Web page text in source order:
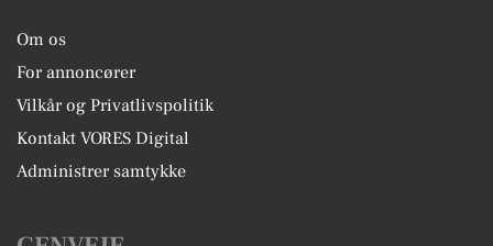
Om os
For annoncører
Vilkår og Privatlivspolitik
Kontakt VORES Digital
Administrer samtykke